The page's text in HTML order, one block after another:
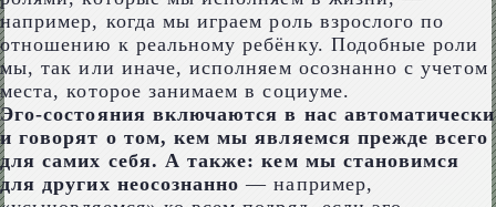
например, когда мы играем роль взрослого по
отношению к реальному ребёнку. Подобные роли
мы, так или иначе, исполняем осознанно с учетом
места, которое занимаем в социуме.
Эго-состояния включаются в нас автоматически
и говорят о том, кем мы являемся прежде всего
для самих себя. А также: кем мы становимся
для других неосознанно — например,